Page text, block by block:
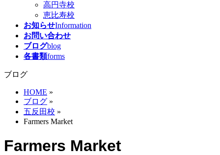
高円寺校
恵比寿校
お知らせInformation
お問い合わせ
ブログblog
各書類forms
ブログ
HOME »
ブログ »
五反田校 »
Farmers Market
Farmers Market